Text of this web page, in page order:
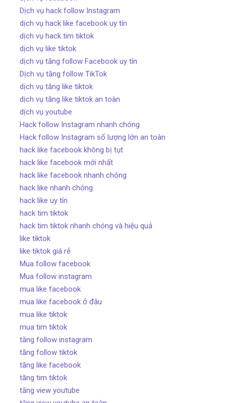
Dịch vụ hack follow Instagram
dịch vụ hack like facebook uy tín
dịch vụ hack tim tiktok
dịch vụ like tiktok
dịch vụ tăng follow Facebook uy tín
Dịch vụ tăng follow TikTok
dịch vụ tăng like tiktok
dịch vụ tăng like tiktok an toàn
dịch vụ youtube
Hack follow Instagram nhanh chóng
Hack follow Instagram số lượng lớn an toàn
hack like facebook không bị tụt
hack like facebook mới nhất
hack like facebook nhanh chóng
hack like nhanh chóng
hack like uy tín
hack tim tiktok
hack tim tiktok nhanh chóng và hiệu quả
like tiktok
like tiktok giá rẻ
Mua follow facebook
Mua follow instagram
mua like facebook
mua like facebook ở đâu
mua like tiktok
mua tim tiktok
tăng follow instagram
tăng follow tiktok
tăng like facebook
tăng tim tiktok
tăng view youtube